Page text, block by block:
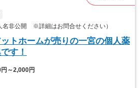
名非公開 ※詳細はお問合せください）
ットホームが売りの一宮の個人薬
す！
円～2,000円